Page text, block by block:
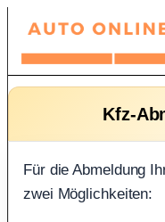
Zum
springen
Kfz-
Für die Abmeldung
zwei Möglichkeiten: